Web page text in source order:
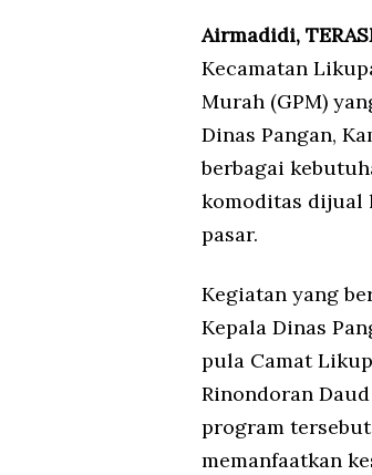
Airmadidi,
Kecamatan
Murah (GPM)
Dinas Pangan,
berbagai
komoditas dijual
pasar.
Kegiatan yang
Kepala Dinas
pula Camat
Rinondoran
program
memanfaatkan